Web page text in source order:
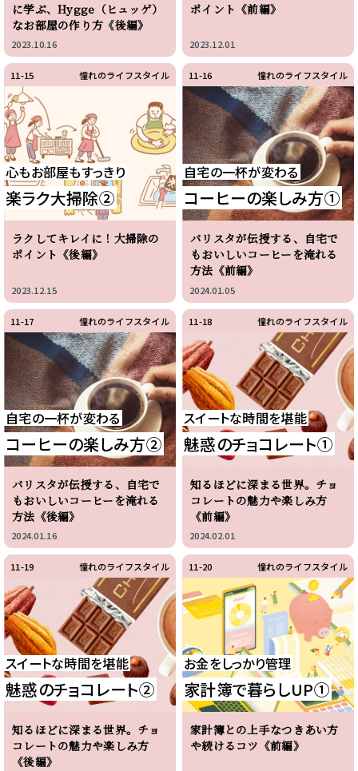
に学ぶ、Hygge（ヒュッゲ）
なお部屋の作り方《後編》
2023.10.16
ポイント《前編》
2023.12.01
11-15 憧れのライフスタイル
心もお部屋もすっきり
楽ラク大掃除②
ラクしてキレイに！大掃除の
ポイント《後編》
2023.12.15
11-16 憧れのライフスタイル
自宅の一杯が変わる
コーヒーの楽しみ方①
バリスタが伝授する、自宅で
もおいしいコーヒーを淹れる
方法《前編》
2024.01.05
11-17 憧れのライフスタイル
自宅の一杯が変わる
コーヒーの楽しみ方②
バリスタが伝授する、自宅で
もおいしいコーヒーを淹れる
方法《後編》
2024.01.16
11-18 憧れのライフスタイル
スイートな時間を堪能
魅惑のチョコレート①
知るほどに深まる世界。チョ
コレートの魅力や楽しみ方
《前編》
2024.02.01
11-19 憧れのライフスタイル
スイートな時間を堪能
魅惑のチョコレート②
知るほどに深まる世界。チョ
コレートの魅力や楽しみ方
《後編》
11-20 憧れのライフスタイル
お金をしっかり管理
家計簿で暮らしUP①
家計簿との上手なつきあい方
や続けるコツ《前編》